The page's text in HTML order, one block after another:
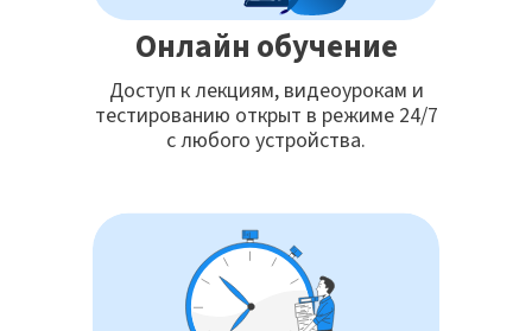
Онлайн обучение
Доступ к лекциям, видеоурокам и
тестированию открыт в режиме 24/7
с любого устройства.